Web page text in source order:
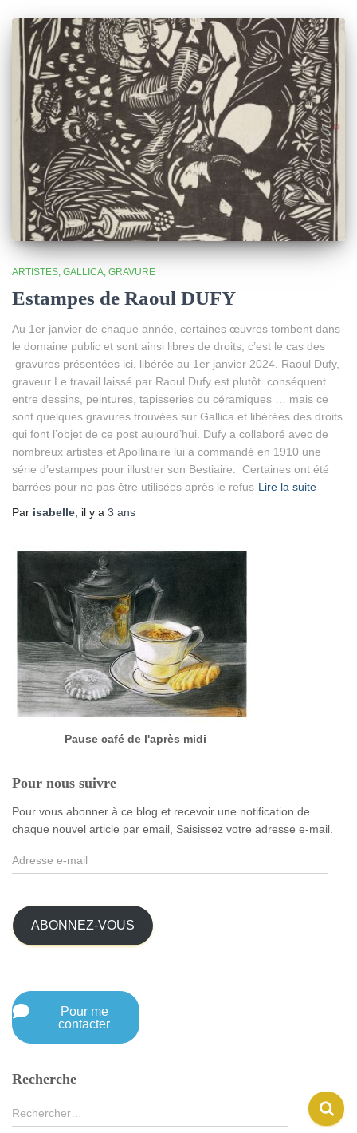
ARTISTES GALLICA GRAVURE
Estampes de Raoul DUFY
Au 1er janvier de chaque année, certaines œuvres tombent dans
le domaine public et sont ainsi libres de droits, c’est le cas des
gravures présentées ici, libérée au 1er janvier 2024. Raoul Dufy,
graveur Le travail laissé par Raoul Dufy est plutôt conséquent
entre dessins, peintures, tapisseries ou céramiques … mais ce
sont quelques gravures trouvées sur Gallica et libérées des droits
qui font l’objet de ce post aujourd’hui. Dufy a collaboré avec de
nombreux artistes et Apollinaire lui a commandé en 1910 une
série d’estampes pour illustrer son Bestiaire. Certaines ont été
barrées pour ne pas être utilisées après le refus Lire la suite
Par isabelle , il y a 3 ans
Pause café de l'après midi
Pour nous suivre
Pour vous abonner à ce blog et recevoir une notification de
chaque nouvel article par email, Saisissez votre adresse e-mail.
A
d
s
s
m
a
ABONNEZ-VOUS
Pour me
contacter
Recherche
R
e
Rechercher…